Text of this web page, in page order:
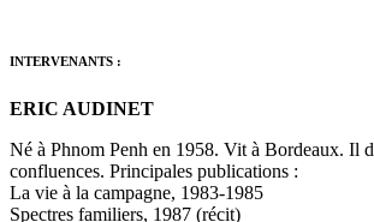
INTERVENANTS :
ERIC AUDINET
Né à Phnom Penh en 1958. Vit à Bordeaux. Il
confluences. Principales publications :
La vie à la campagne, 1983-1985
Spectres familiers, 1987 (récit)